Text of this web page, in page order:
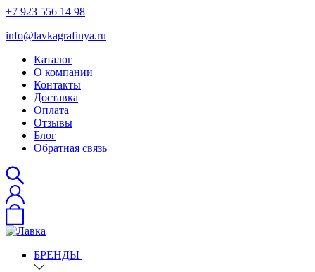
+7 923 556 14 98
info@lavkagrafinya.ru
Каталог
О компании
Контакты
Доставка
Оплата
Отзывы
Блог
Обратная связь
БРЕНДЫ